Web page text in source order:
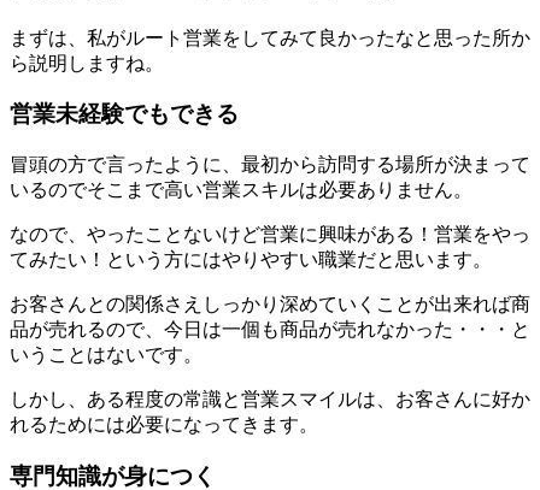
まずは、私がルート営業をしてみて良かったなと思った所か
ら説明しますね。
営業未経験でもできる
冒頭の方で言ったように、最初から訪問する場所が決まって
いるのでそこまで高い営業スキルは必要ありません。
なので、やったことないけど営業に興味がある！営業をやっ
てみたい！という方にはやりやすい職業だと思います。
お客さんとの関係さえしっかり深めていくことが出来れば商
品が売れるので、今日は一個も商品が売れなかった・・・と
いうことはないです。
しかし、ある程度の常識と営業スマイルは、お客さんに好か
れるためには必要になってきます。
専門知識が身につく